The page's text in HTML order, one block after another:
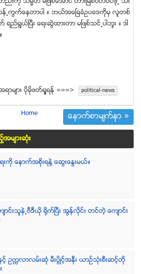
႕ကြက္ေနတာပါ ။ ဘယ္အေၿခခံဥပေဒကိုမွ လူတစ္
ြယ္ၿပီး ေရးဆြဲထားတာ မၿဖစ္သင္႕ပါဘူး ။ ဒါ
မ်ား ပုိမုိဖတ္ရႈရန္ ===> political-news
Home ေနာက္စာမ်က္ႏွာ »
အမ်ားဆံုး
ကို ေနာက္အစိုးရနဲ႔ ေဆြးေႏြးမယ္။
ာင္းသူနဲ႕ဗီဒီယို ရိုက္ျပီး အြန္လိုင္း တင္တဲ့ ေက်ာင္း
င့္ ဥကၠလာလမ္းဆုံ မီးပြိဳင့္အနီး ယာဥ္သုံးစီးဆင့္တို